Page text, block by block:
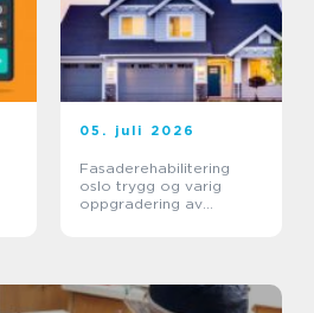
05. juli 2026
Fasaderehabilitering
oslo trygg og varig
oppgradering av